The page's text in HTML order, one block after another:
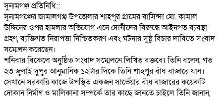
‎সুনামগঞ্জ প্রতিনিধি::
‎সুনামগঞ্জের জামালগঞ্জ উপজেলার শাহপুর গ্রামের বাসিন্দা মো. কামাল
উদ্দিনের ওপর হামলার অভিযোগ এনে দোষীদের বিরুদ্ধে আইনগত ব্যবস্থা
গ্রহণ, ব্যক্তিগত নিরাপত্তা নিশ্চিতকরণ এবং ঘটনার সুষ্ঠু বিচার দাবিতে সংবাদ
সম্মেলন করেছেন।
‎শনিবার বিকেলে অনুষ্ঠিত সংবাদ সম্মেলনে লিখিত বক্তব্যে তিনি বলেন, গত
২৩ জুলাই দুপুর আনুমানিক ১২টার দিকে তিনি শাহপুর বাঁধ বাজারে যান।
সেখানে সরকারি কাজে উপস্থিত একজন সার্ভেয়ার বাঁধ বাজারের কয়েকটি
দোকান নির্মাণ ও মালিকানা সম্পর্কে তার কাছে জানতে চাইলে তিনি জানান,